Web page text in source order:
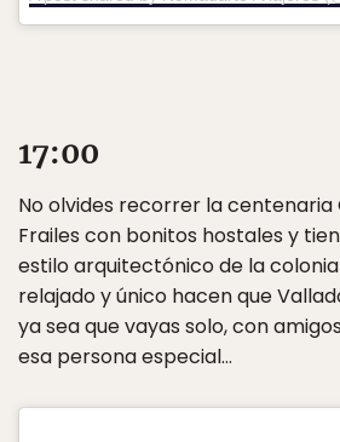
17:00
No olvides recorrer la centenaria
Frailes con bonitos hostales y
estilo arquitectónico de la
relajado y único hacen que
ya sea que vayas solo, con
esa persona especial…